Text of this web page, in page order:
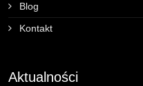
Blog
Kontakt
Aktualności